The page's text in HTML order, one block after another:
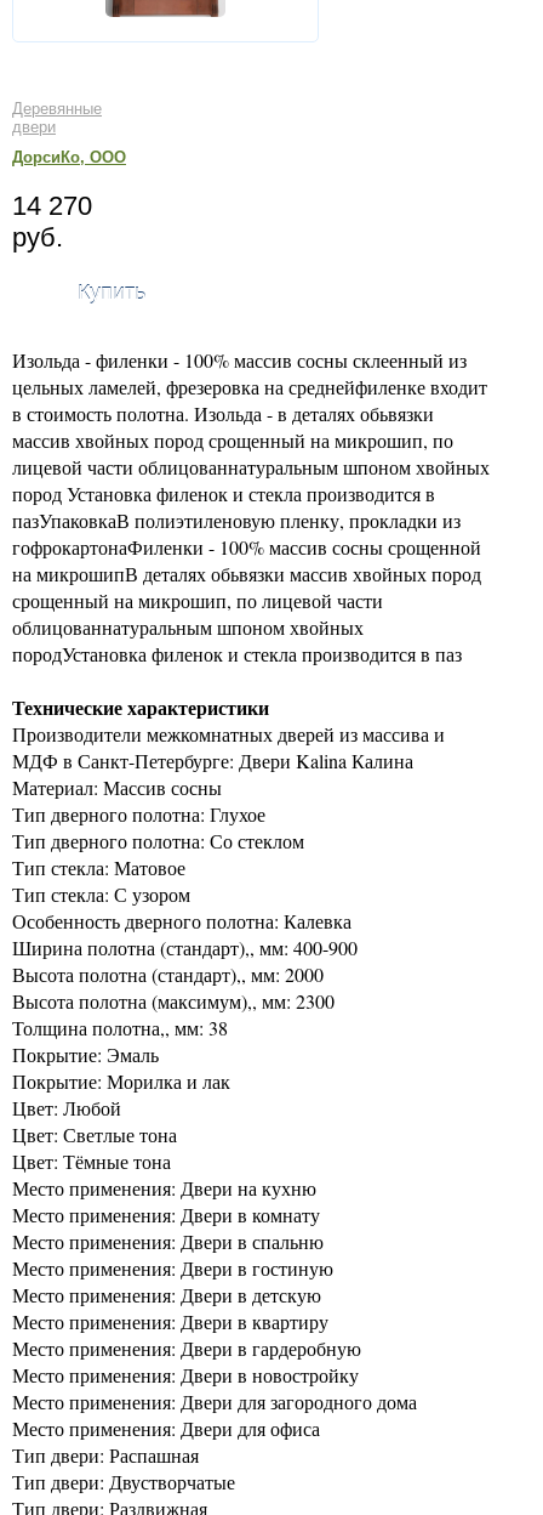
Деревянные
двери
ДорсиКо, ООО
14 270
руб.
Купить
Изольда - филенки - 100% массив сосны склеенный из
цельных ламелей, фрезеровка на среднейфиленке входит
в стоимость полотна. Изольда - в деталях обьвязки
массив хвойных пород срощенный на микрошип, по
лицевой части облицованнатуральным шпоном хвойных
пород Установка филенок и стекла производится в
пазУпаковкаВ полиэтиленовую пленку, прокладки из
гофрокартонаФиленки - 100% массив сосны срощенной
на микрошипВ деталях обьвязки массив хвойных пород
срощенный на микрошип, по лицевой части
облицованнатуральным шпоном хвойных
породУстановка филенок и стекла производится в паз
Технические характеристики
Производители межкомнатных дверей из массива и
МДФ в Санкт-Петербурге: Двери Kalina Калина
Материал: Массив сосны
Тип дверного полотна: Глухое
Тип дверного полотна: Со стеклом
Тип стекла: Матовое
Тип стекла: С узором
Особенность дверного полотна: Калевка
Ширина полотна (стандарт),, мм: 400-900
Высота полотна (стандарт),, мм: 2000
Высота полотна (максимум),, мм: 2300
Толщина полотна,, мм: 38
Покрытие: Эмаль
Покрытие: Морилка и лак
Цвет: Любой
Цвет: Светлые тона
Цвет: Тёмные тона
Место применения: Двери на кухню
Место применения: Двери в комнату
Место применения: Двери в спальню
Место применения: Двери в гостиную
Место применения: Двери в детскую
Место применения: Двери в квартиру
Место применения: Двери в гардеробную
Место применения: Двери в новостройку
Место применения: Двери для загородного дома
Место применения: Двери для офиса
Тип двери: Распашная
Тип двери: Двустворчатые
Тип двери: Раздвижная